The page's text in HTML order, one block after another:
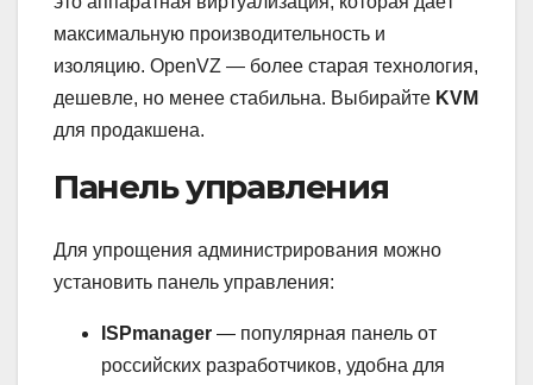
максимальную производительность и
изоляцию. OpenVZ — более старая технология,
дешевле, но менее стабильна. Выбирайте KVM
для продакшена.
Панель управления
Для упрощения администрирования можно
установить панель управления:
ISPmanager — популярная панель от
российских разработчиков, удобна для